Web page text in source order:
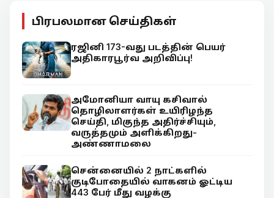
பிரபலமான செய்திகள்
ரஜினி 173-வது படத்தின் பெயர்
அதிகாரபூர்வ அறிவிப்பு!
அமோனியா வாயு கசிவால்
தொழிலாளர்கள் உயிரிழந்த
செய்தி, மிகுந்த அதிர்ச்சியும்,
வருத்தமும் அளிக்கிறது-
அண்ணாமலை
சென்னையில் 2 நாட்களில்
குடிபோதையில் வாகனம் ஓட்டிய
443 பேர் மீது வழக்கு